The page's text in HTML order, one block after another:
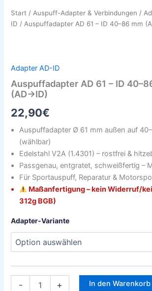
Start / Auspuff-Adapter & Verbindungen /
ID / Auspuffadapter AD 61 – ID 40–86 mm
Adapter AD-ID
Auspuffadapter AD 61 – ID
(AD→ID)
22,90€
Auspuffadapter Ø 61 mm außen auf
(wählbar)
Edelstahl V2A (1.4301) – rostfrei &
Passgenau, entgratet, schweißfertig –
Für Sportauspuff, Reparatur &
Maßanfertigung – kein Widerruf/
312g BGB)
Adapter-Variante
-
ID
40–
+ In den Warenkorb